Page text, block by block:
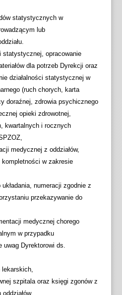
statystycznych w
lub
statystycznej, opracowanie
dla potrzeb Dyrekcji oraz
działalności statystycznej w
(ruch chorych, karta
doraźnej, zdrowia psychicznego
opieki zdrowotnej,
kwartalnych i rocznych
medycznej z oddziałów,
w zakresie
numeracji zgodnie z
przekazywanie do
medycznej chorego
w przypadku
uwag Dyrektorowi ds.
lekarskich,
szpitala oraz księgi zgonów z